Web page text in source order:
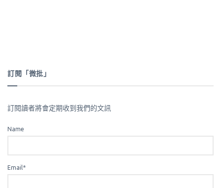
訂閱「微批」
訂閱讀者將會定期收到我們的文訊
Name
Email*